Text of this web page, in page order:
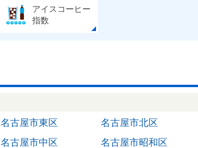
アイスコーヒー
指数
名古屋市東区
名古屋市北区
名古屋市中区
名古屋市昭和区